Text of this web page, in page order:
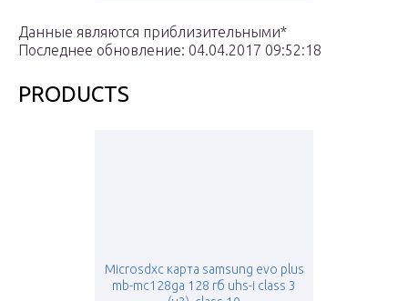
Данные являются приблизительными*
Последнее обновление: 04.04.2017 09:52:18
PRODUCTS
Microsdxc карта samsung evo plus
mb-mc128ga 128 гб uhs-i class 3